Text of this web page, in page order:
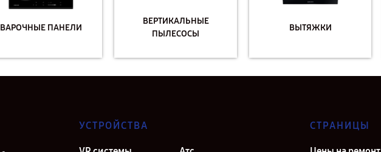
ВАРОЧНЫЕ ПАНЕЛИ
ВЕРТИКАЛЬНЫЕ
ПЫЛЕСОСЫ
ВЫТЯЖКИ
УСТРОЙСТВА СТРАНИЦЫ